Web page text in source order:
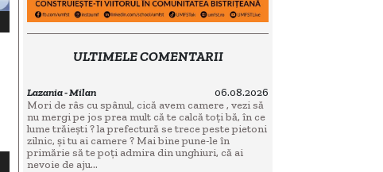
ULTIMELE COMENTARII
Lazania - Milan
06.08.2026
Mori de râs cu spânul, cică avem camere , vezi să
nu mergi pe jos prea mult că te calcă toți bă, în ce
lume trăiești ? la prefectură se trece peste pietoni
zilnic, și tu ai camere ? Mai bine pune-le în
primărie să te poți admira din unghiuri, că ai
nevoie de aju...